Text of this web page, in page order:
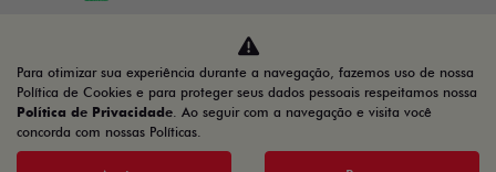
GUARACAR COMERCIO DE AUTOMOVEIS LTDA
88.952.577/0001-44
Para otimizar sua experiência durante a navegação, fazemos uso de nossa
Política de Cookies e para proteger seus dados pessoais respeitamos nossa
Política de Privacidade. Ao seguir com a navegação e visita você
concorda com nossas Políticas.